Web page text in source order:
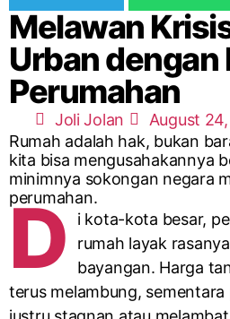
Melawan
Urban dengan
Perumahan
Joli Jolan August
Rumah adalah hak, bukan
kita bisa mengusahakannya
minimnya sokongan negara
perumahan.
D i kota-kota besar,
rumah layak
bayangan. Harga
terus melambung,